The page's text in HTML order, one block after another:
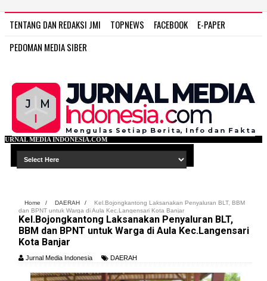
TENTANG DAN REDAKSI JMI TOPNEWS FACEBOOK
E-PAPER
PEDOMAN MEDIA SIBER
Home / DAERAH /
Kel.Bojongkantong Laksanakan Penyaluran BLT, BBM
dan BPNT untuk Warga di Aula Kec.Langensari Kota Banjar
Kel.Bojongkantong Laksanakan Penyaluran BLT,
BBM dan BPNT untuk Warga di Aula Kec.Langensari
Kota Banjar
Jurnal Media Indonesia DAERAH